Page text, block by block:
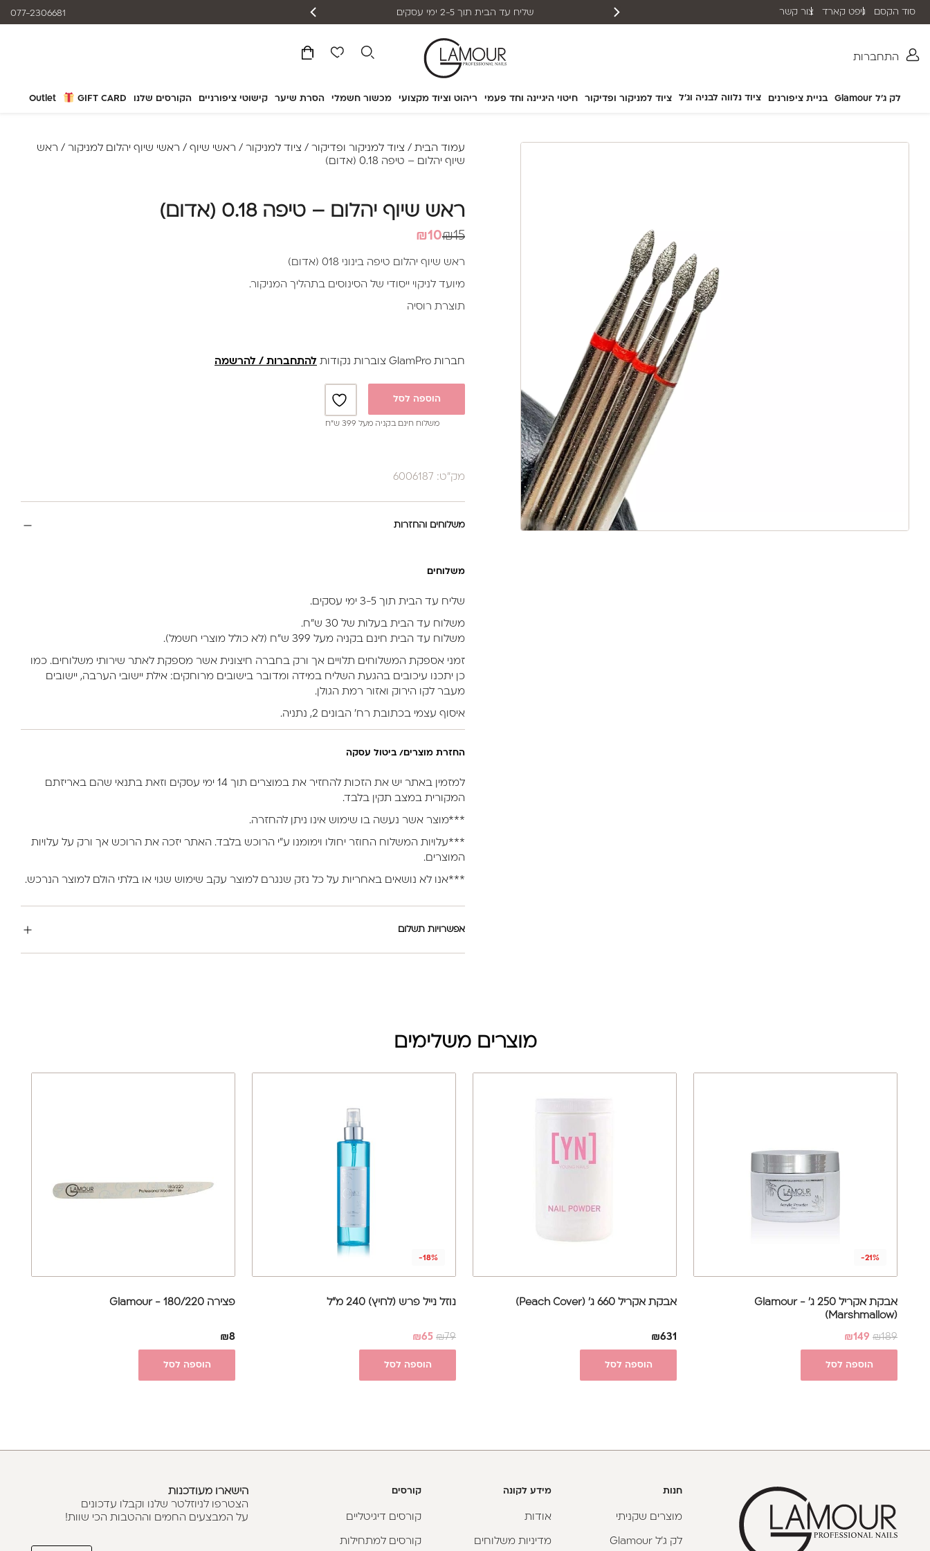
התחברות
לק ג'ל Glamour בניית ציפורנים ציוד נלווה לבניה וג'ל ציוד למניקור ופדיקור חיטוי היגיינה וחד פעמי ריהוט וציוד מקצועי מכשור חשמלי הסרת שיער קישוטי ציפורניים הקורסים שלנו GIFT CARD
Outlet
077-2306681 משלוח חינם בהזמנה מעל ₪399 (לא כולל מוצרי חשמל) שליח עד הבית תוך 2-5 ימי עסקים סוד הקסם גיפט קארד צור קשר
עמוד הבית / ציוד למניקור ופדיקור / ציוד למניקור / ראשי שיוף / ראשי שיוף יהלום למניקור / ראש
שיוף יהלום – טיפה 0.18 (אדום)
ראש שיוף יהלום – טיפה 0.18 (אדום)
₪15
המחיר
₪15.
₪10
המחיר
₪10.
ראש שיוף יהלום טיפה בינוני 018 (אדום)
מיועד לניקוי ייסודי של הסינוסים בתהליך המניקור.
תוצרת רוסיה
חברות GlamPro צוברות נקודות להתחברות / להרשמה
הוספה לסל
משלוח חינם בקניה מעל 399 ש”ח
מק"ט: 6006187
משלוחים והחזרות
משלוחים
שליח עד הבית תוך 3-5 ימי עסקים.
משלוח עד הבית בעלות של 30 ש״ח.
משלוח עד הבית חינם בקניה מעל 399 ש״ח (לא כולל מוצרי חשמל).
זמני אספקת המשלוחים תלויים אך ורק בחברה חיצונית אשר מספקת לאתר שירותי משלוחים. כמו
כן יתכנו עיכובים בהגעת השליח במידה ומדובר בישובים מרוחקים: אילת יישובי הערבה, יישובים
מעבר לקו הירוק ואזור רמת הגולן.
איסוף עצמי בכתובת רח’ הבונים 2, נתניה.
החזרת מוצרים/ ביטול עסקה
למזמין באתר יש את הזכות להחזיר את במוצרים תוך 14 ימי עסקים וזאת בתנאי שהם באריזתם
המקורית במצב תקין בלבד.
***מוצר אשר נעשה בו שימוש אינו ניתן להחזרה.
***עלויות המשלוח החוזר יחולו וימומנו ע”י הרוכש בלבד. האתר יזכה את הרוכש אך ורק על עלויות
המוצרים.
***אנו לא נושאים באחריות על כל נזק שנגרם למוצר עקב שימוש שגוי או בלתי הולם למוצר הנרכש.
אפשרויות תשלום
מוצרים משלימים
-21%
אבקת אקריל 250 ג' - Glamour
(Marshmallow)
₪189
₪149
הוספה לסל
אבקת אקריל 660 ג' (Peach Cover)
₪631
הוספה לסל
-18%
נוזל נייל פרש (לחיץ) 240 מ"ל
₪79
₪65
הוספה לסל
פצירה 180/220 - Glamour
₪8
הוספה לסל
חנות
מוצרים שקניתי
לק ג'ל Glamour
מידע לקונה
אודות
מדיניות משלוחים
קורסים
קורסים דיגיטליים
קורסים למתחילות
הישארו מעודכנות
הצטרפו לניוזלטר שלנו וקבלו עדכונים
על המבצעים החמים וההטבות הכי שוות!